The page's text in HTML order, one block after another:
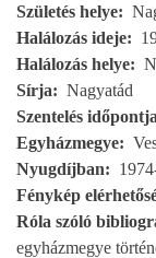
Születés helye
Halálozás ideje
Halálozás helye
Sírja
Nagyatád
Szentelés időpontja
Egyházmegye
Nyugdíjban
Fénykép
Róla szóló
egyházmegye